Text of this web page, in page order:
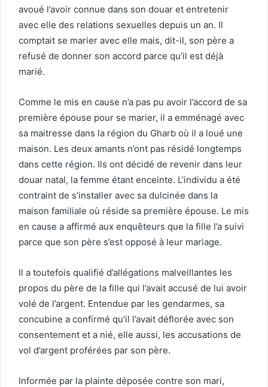
avoué l’avoir connue dans son douar et entretenir
avec elle des relations sexuelles depuis un an. Il
comptait se marier avec elle mais, dit-il, son père a
refusé de donner son accord parce qu’il est déjà
marié.
Comme le mis en cause n’a pas pu avoir l’accord de sa
première épouse pour se marier, il a emménagé avec
sa maitresse dans la région du Gharb où il a loué une
maison. Les deux amants n’ont pas résidé longtemps
dans cette région. Ils ont décidé de revenir dans leur
douar natal, la femme étant enceinte. L’individu a été
contraint de s’installer avec sa dulcinée dans la
maison familiale où réside sa première épouse. Le mis
en cause a affirmé aux enquêteurs que la fille l’a suivi
parce que son père s’est opposé à leur mariage.
Il a toutefois qualifié d’allégations malveillantes les
propos du père de la fille qui l’avait accusé de lui avoir
volé de l’argent. Entendue par les gendarmes, sa
concubine a confirmé qu’il l’avait déflorée avec son
consentement et a nié, elle aussi, les accusations de
vol d’argent proférées par son père.
Informée par la plainte déposée contre son mari,